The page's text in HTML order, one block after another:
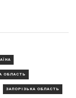
ОБЛАСТЬ
ЗАПОРІЗЬКА ОБЛАСТЬ